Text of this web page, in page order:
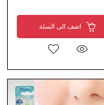
اضف الى السلة